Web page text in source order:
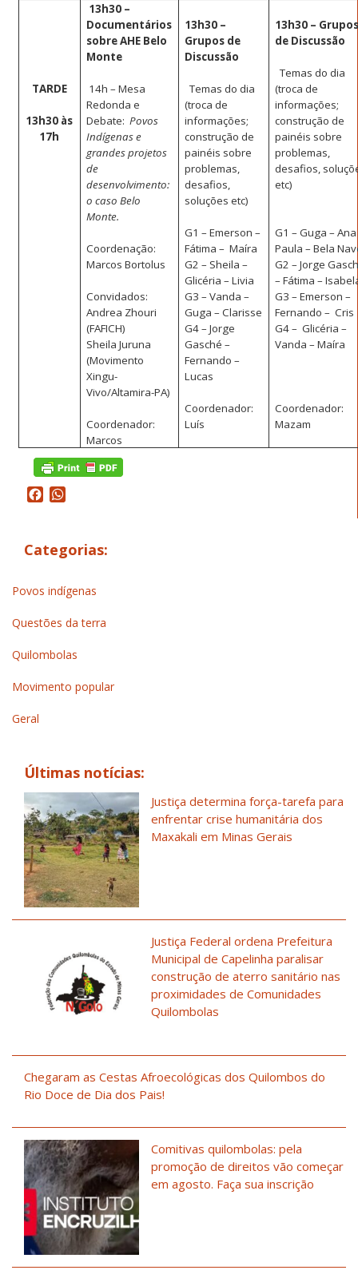
TARDE
13h30 às
17h
13h30 –
Documentários
sobre AHE Belo
Monte
14h –Mesa
Redonda e
Debate: Povos
Indígenas e
grandes projetos
de
desenvolvimento:
o caso Belo
Monte.
Coordenação:
Marcos Bortolus
Convidados:
Andrea Zhouri
(FAFICH)
Sheila Juruna
(Movimento
Xingu-
Vivo/Altamira-PA)
Coordenador:
Marcos
13h30 –
Grupos de
Discussão
Temas do dia
(troca de
informações;
construção de
painéis sobre
problemas,
desafios,
soluções etc)
G1 – Emerson –
Fátima – Maíra
G2 – Sheila –
Glicéria – Livia
G3 – Vanda –
Guga – Clarisse
G4 – Jorge
Gasché –
Fernando –
Lucas
Coordenador:
Luís
13h30 –
de Discussão
Temas do dia
(troca de
informações;
construção de
painéis sobre
problemas,
desafios,
etc)
G1 – Guga – Ana
Paula – Bela
G2 – Jorge
– Fátima –
G3 – Emerson –
Fernando – Cris
G4 – Glicéria –
Vanda – Maíra
Coordenador:
Mazam
Facebook
Categorias:
Povos indígenas
Questões da terra
Quilombolas
Movimento popular
Geral
Últimas notícias:
Justiça determina força-tarefa para
enfrentar crise humanitária dos
Maxakali em Minas Gerais
Justiça Federal ordena Prefeitura
Municipal de Capelinha paralisar
construção de aterro sanitário nas
proximidades de Comunidades
Quilombolas
Chegaram as Cestas Afroecológicas dos Quilombos do
Rio Doce de Dia dos Pais!
Comitivas quilombolas: pela
promoção de direitos vão começar
em agosto. Faça sua inscrição